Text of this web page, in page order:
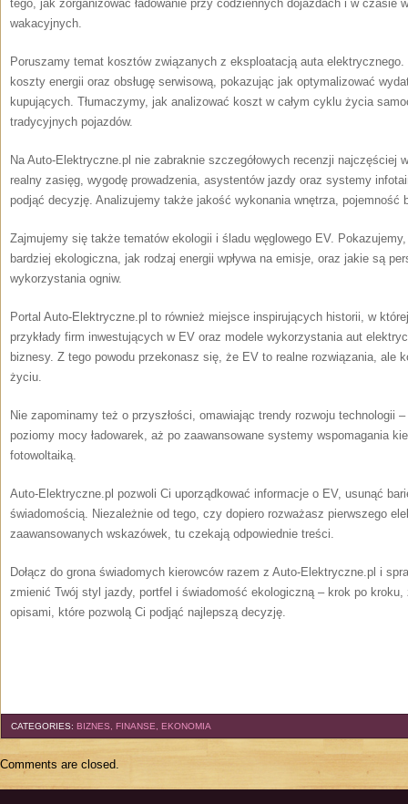
tego, jak zorganizować ładowanie przy codziennych dojazdach i w czasie
wakacyjnych.
Poruszamy temat kosztów związanych z eksploatacją auta
koszty energii oraz obsługę serwisową, pokazując jak optymalizować
kupujących. Tłumaczymy, jak analizować koszt w całym cyklu życia
tradycyjnych pojazdów.
Na Auto-Elektryczne.pl nie zabraknie szczegółowych recenzji najczęściej
realny zasięg, wygodę prowadzenia, asystentów jazdy oraz systemy
podjąć decyzję. Analizujemy także jakość wykonania wnętrza, pojemność
Zajmujemy się także tematów ekologii i śladu węglowego EV.
bardziej ekologiczna, jak rodzaj energii wpływa na emisje, oraz jakie są
wykorzystania ogniw.
Portal Auto-Elektryczne.pl to również miejsce inspirujących historii, w
przykłady firm inwestujących w EV oraz modele wykorzystania aut
biznesy. Z tego powodu przekonasz się, że EV to realne rozwiązania, ale
życiu.
Nie zapominamy też o przyszłości, omawiając trendy rozwoju technologii
poziomy mocy ładowarek, aż po zaawansowane systemy wspomagania
fotowoltaiką.
Auto-Elektryczne.pl pozwoli Ci uporządkować informacje o EV, usunąć
świadomością. Niezależnie od tego, czy dopiero rozważasz pierwszego
zaawansowanych wskazówek, tu czekają odpowiednie treści.
Dołącz do grona świadomych kierowców razem z Auto-Elektryczne.pl i
zmienić Twój styl jazdy, portfel i świadomość ekologiczną – krok po kroku,
opisami, które pozwolą Ci podjąć najlepszą decyzję.
CATEGORIES: BIZNES, FINANSE, EKONOMIA
Comments are closed.